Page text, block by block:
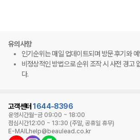
유의사항
인기순위는 매일 업데이트되며 방문 후기와
비정상적인 방법으로 순위 조작 시 사전 경고
다.
고객센터 1644-8396
운영시간월~금 09:00 ~ 18:00
점심시간12:00 ~ 13:30 (주말, 공휴일 휴무)
E-MAILhelp@beaulead.co.kr